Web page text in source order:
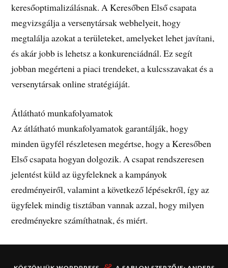
keresőoptimalizálásnak. A Keresőben Első csapata
megvizsgálja a versenytársak webhelyeit, hogy
megtalálja azokat a területeket, amelyeket lehet javítani,
és akár jobb is lehetsz a konkurenciádnál. Ez segít
jobban megérteni a piaci trendeket, a kulcsszavakat és a
versenytársak online stratégiáját.
Átlátható munkafolyamatok
Az átlátható munkafolyamatok garantálják, hogy
minden ügyfél részletesen megértse, hogy a Keresőben
Első csapata hogyan dolgozik. A csapat rendszeresen
jelentést küld az ügyfeleknek a kampányok
eredményeiről, valamint a következő lépésekről, így az
ügyfelek mindig tisztában vannak azzal, hogy milyen
eredményekre számíthatnak, és miért.